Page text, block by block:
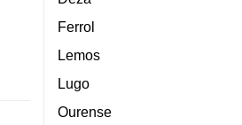
Ferrol
Lemos
Lugo
Ourense